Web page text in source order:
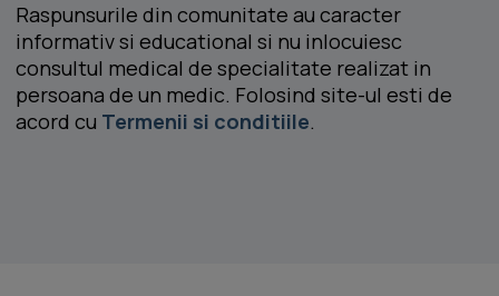
Raspunsurile din comunitate au caracter
informativ si educational si nu inlocuiesc
consultul medical de specialitate realizat in
persoana de un medic. Folosind site-ul esti de
acord cu Termenii si conditiile.